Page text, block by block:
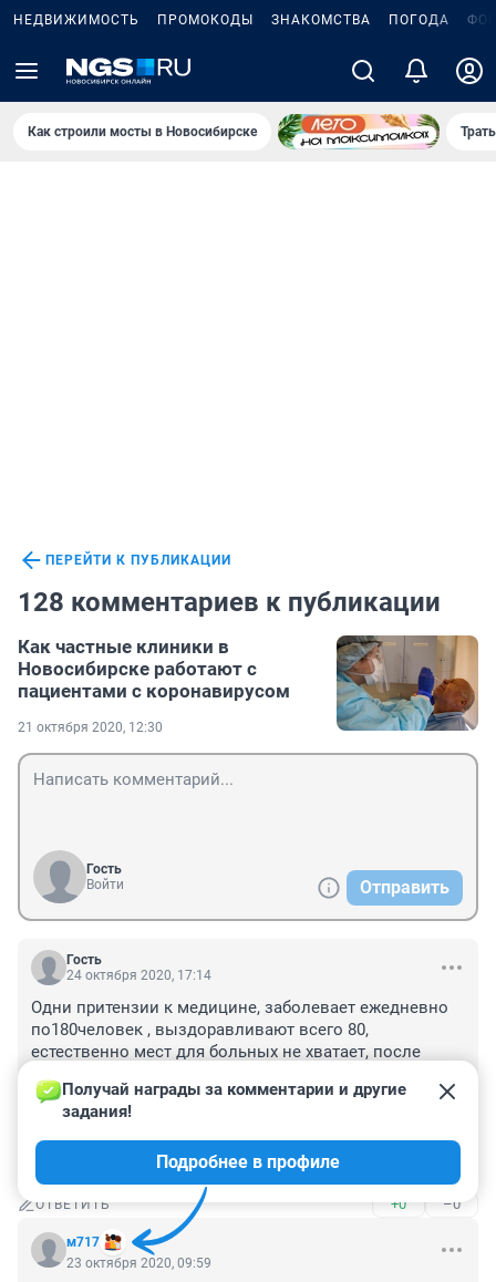
НЕДВИЖИМОСТЬ ПРОМОКОДЫ ЗНАКОМСТВА ПОГОДА
Как строили мосты в Новосибирске
ПЕРЕЙТИ К ПУБЛИКАЦИИ
128 комментариев к публикации
Как частные клиники в
Новосибирске работают с
пациентами с коронавирусом
21 октября 2020, 12:30
Гость
Войти
Отправить
Гость
24 октября 2020, 17:14
Одни притензии к медицине, заболевает ежедневно
по180человек , выздоравливают всего 80,
естественно мест для больных не хватает, после
дистанцию не соблюдают, прививки против гриппа
только 40% сделали,вот почему такие цифры
заболевания,а врачи ещё от первой волны не успели
отойти,а вы их вовсем вините
ОТВЕТИТЬ +0 –0
м717
Получай награды за комментарии и другие
задания!
Подробнее в профиле
23 октября 2020, 09:59